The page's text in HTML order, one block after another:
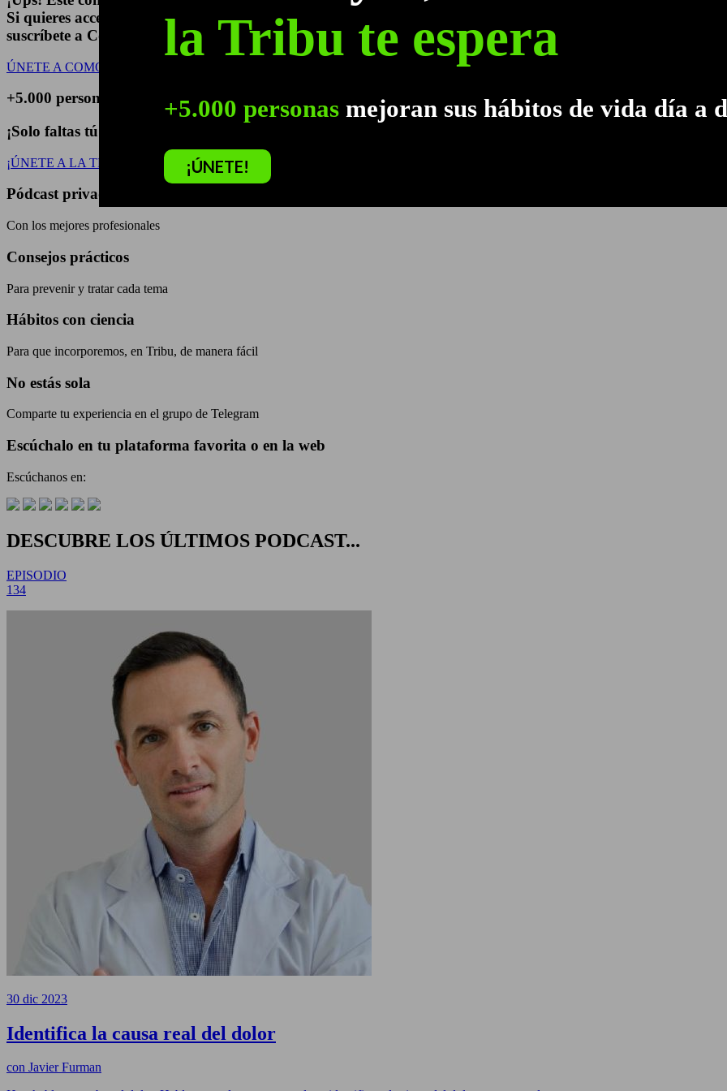
Si quieres acceder al nuevo pódcast privado,
suscríbete a Como Soy y continúa mejorando tus hábitos.
ÚNETE A COMO SOY
+5.000 personas
mejoran sus hábitos de vidad día a día
¡Solo faltas tú!
¡ÚNETE A LA TRIBU!
Pódcast privado
Con los mejores profesionales
Consejos prácticos
Para prevenir y tratar cada tema
Hábitos con ciencia
Para que incorporemos, en Tribu, de manera fácil
No estás sola
Comparte tu experiencia en el grupo de Telegram
Escúchalo en tu plataforma favorita o en la web
Escúchanos en:
DESCUBRE LOS ÚLTIMOS PODCAST...
EPISODIO
134
30 dic 2023
Identifica la causa real del dolor
con Javier Furman
la Tribu te espera
+5.000 personas mejoran sus hábitos de vida día a
¡ÚNETE!